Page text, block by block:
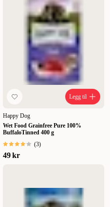
Legg til
Happy Dog
Wet Food Grainfree Pure 100%
BuffaloTinned 400 g
(3)
49 kr